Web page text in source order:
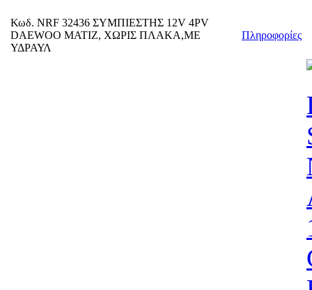
Κωδ. NRF 32436 ΣΥΜΠΙΕΣΤΗΣ 12V 4PV
DAEWOO MATIZ, ΧΩΡΙΣ ΠΛΑΚΑ,ΜΕ
ΥΔΡΑΥΛ
Πληροφορίες